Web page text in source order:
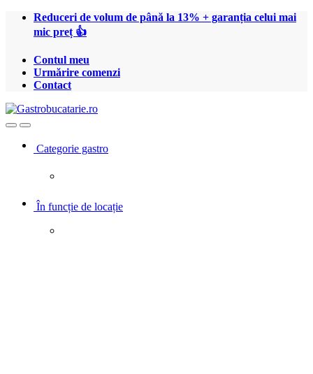
Treci
Treci
Reduceri de volum de până la 13% + garanția celui mai
mic preț 👍
Contul meu
Urmărire comenzi
Contact
OpenClose
Categorie gastro
În funcție de locație